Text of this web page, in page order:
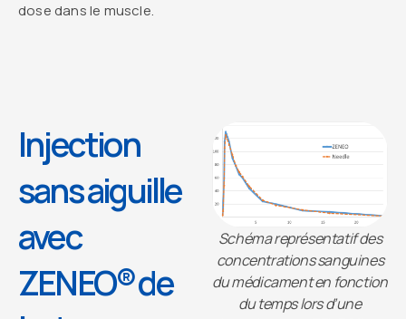
dose dans le muscle.
Injection
sans aiguille
avec
ZENEO® de
Schéma représentatif des
concentrations sanguines
du médicament en fonction
du temps lors d’une